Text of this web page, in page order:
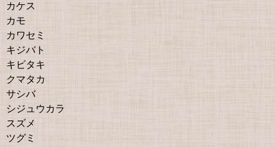
カケス
カモ
カワセミ
キジバト
キビタキ
クマタカ
サシバ
シジュウカラ
スズメ
ツグミ